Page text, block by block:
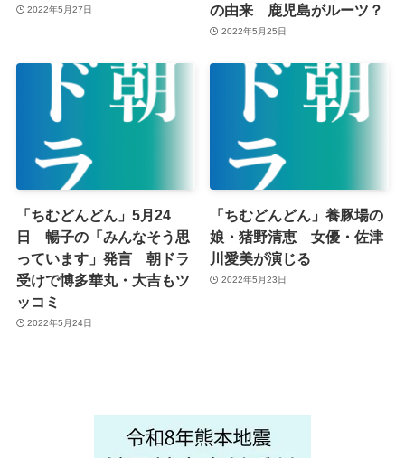
2022年5月27日
の由来 鹿児島がルーツ？
2022年5月25日
「ちむどんどん」5月24
日 暢子の「みんなそう思
っています」発言 朝ドラ
受けで博多華丸・大吉もツ
ッコミ
2022年5月24日
「ちむどんどん」養豚場の
娘・猪野清恵 女優・佐津
川愛美が演じる
2022年5月23日